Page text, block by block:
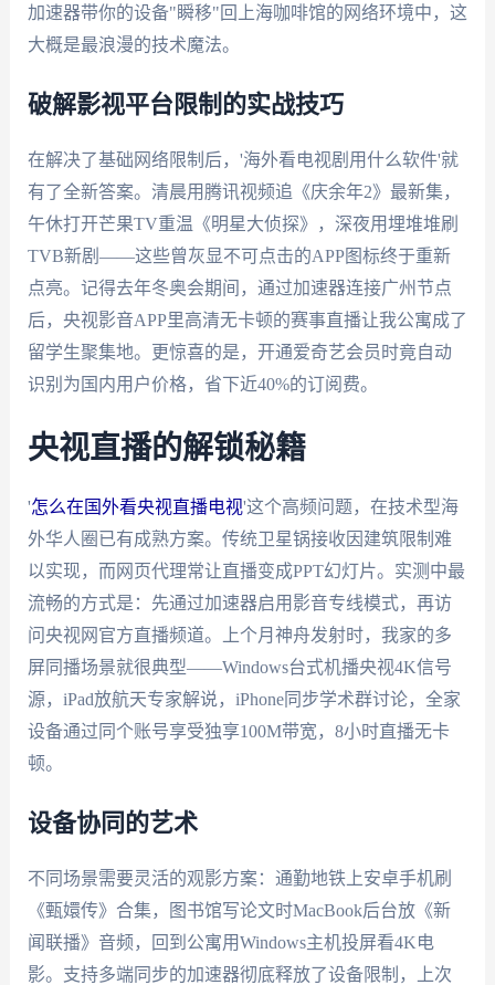
加速器带你的设备"瞬移"回上海咖啡馆的网络环境中，这
大概是最浪漫的技术魔法。
破解影视平台限制的实战技巧
在解决了基础网络限制后，'海外看电视剧用什么软件'就
有了全新答案。清晨用腾讯视频追《庆余年2》最新集，
午休打开芒果TV重温《明星大侦探》，深夜用埋堆堆刷
TVB新剧——这些曾灰显不可点击的APP图标终于重新
点亮。记得去年冬奥会期间，通过加速器连接广州节点
后，央视影音APP里高清无卡顿的赛事直播让我公寓成了
留学生聚集地。更惊喜的是，开通爱奇艺会员时竟自动
识别为国内用户价格，省下近40%的订阅费。
央视直播的解锁秘籍
'怎么在国外看央视直播电视'这个高频问题，在技术型海
外华人圈已有成熟方案。传统卫星锅接收因建筑限制难
以实现，而网页代理常让直播变成PPT幻灯片。实测中最
流畅的方式是：先通过加速器启用影音专线模式，再访
问央视网官方直播频道。上个月神舟发射时，我家的多
屏同播场景就很典型——Windows台式机播央视4K信号
源，iPad放航天专家解说，iPhone同步学术群讨论，全家
设备通过同个账号享受独享100M带宽，8小时直播无卡
顿。
设备协同的艺术
不同场景需要灵活的观影方案：通勤地铁上安卓手机刷
《甄嬛传》合集，图书馆写论文时MacBook后台放《新
闻联播》音频，回到公寓用Windows主机投屏看4K电
影。支持多端同步的加速器彻底释放了设备限制，上次